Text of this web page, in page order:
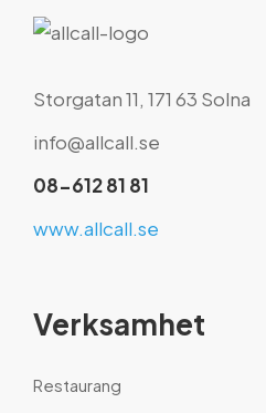
Storgatan 11, 171 63 Solna
info@allcall.se
08-612 81 81
www.allcall.se
Verksamhet
Restaurang